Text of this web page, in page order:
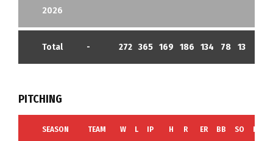
2026
Total - 272 365 169 186 134 78 13
PITCHING
SEASON TEAM W L IP H R ER BB SO HR